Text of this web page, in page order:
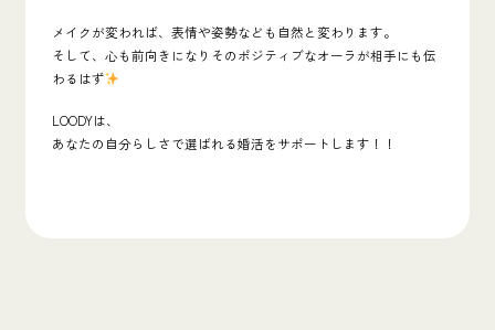
メイクが変われば、表情や姿勢なども自然と変わります。
そして、心も前向きになりそのポジティブなオーラが相手にも伝
わるはず
LOODYは、
あなたの自分らしさで選ばれる婚活をサポートします！！